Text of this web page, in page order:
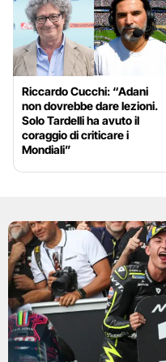
Riccardo Cucchi: “Adani
non dovrebbe dare lezioni.
Solo Tardelli ha avuto il
coraggio di criticare i
Mondiali”